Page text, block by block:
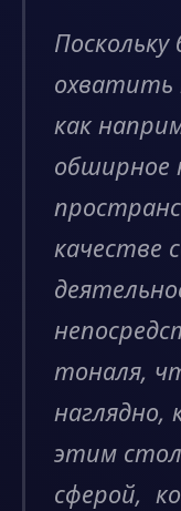
охватить
как
обширное
качестве
тоналя,
наглядно,
этим
сферой,